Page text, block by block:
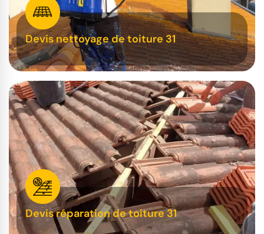
Devis nettoyage de toiture 31
Devis réparation de toiture 31